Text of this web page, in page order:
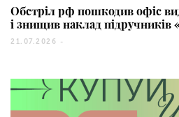
Обстріл рф пошкодив офіс
і знищив наклад підручників
21.07.2026 -